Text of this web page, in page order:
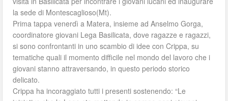
la sede di Montescaglioso(Mt).
Prima tappa venerdì a Matera, insieme ad Anselmo Gorga,
coordinatore giovani Lega Basilicata, dove ragazze e ragazzi,
si sono confrontanti in uno scambio di idee con Crippa, su
tematiche quali il momento difficile nel mondo del lavoro che i
giovani stanno attraversando, in questo periodo storico
delicato.
Crippa ha incoraggiato tutti i presenti sostenendo: “Le